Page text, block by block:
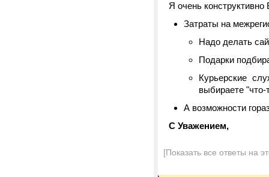
Я очень
Затраты на
Надо делать
Подарки
Курьерские
выбираете
А возможности
С Уважением,
[Показать все ответы на